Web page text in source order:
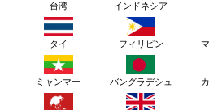
台湾 インドネシア
タイ フィリピン
ミャンマー バングラデシュ